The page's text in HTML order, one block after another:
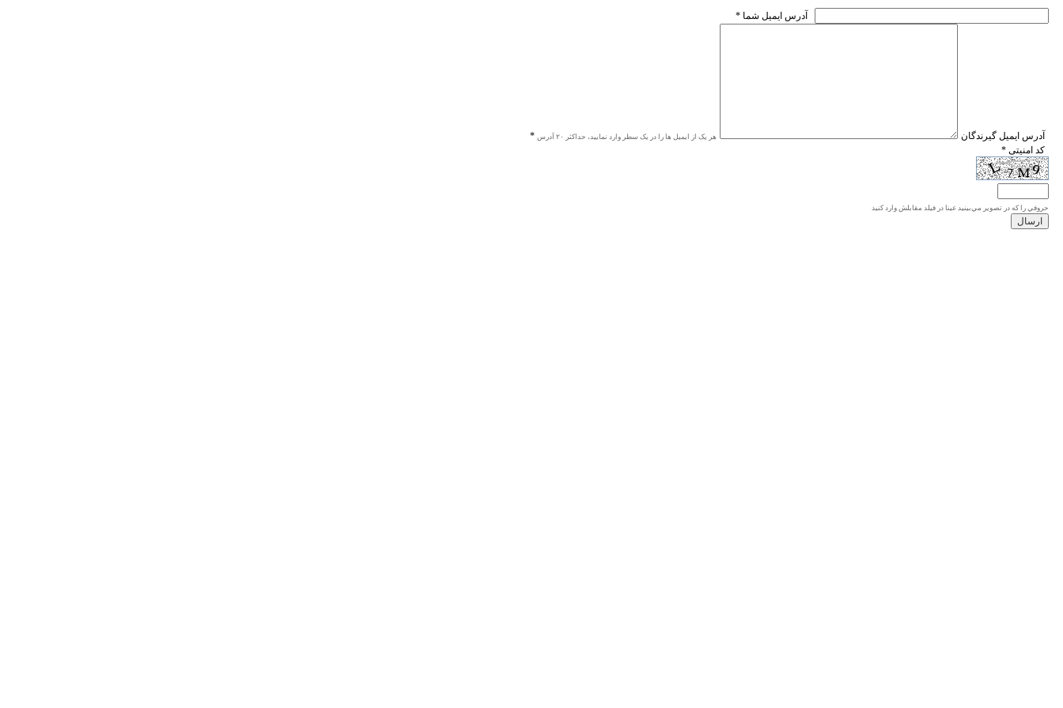
* آدرس ايميل شما
* آدرس ايميل گيرندگان هر یک از ایمیل ها را در یک سطر وارد نمایید، حداکثر ۲۰ آدرس
* کد امنیتی
حروفي را كه در تصوير مي‌بينيد عينا در فيلد مقابلش وارد كنيد